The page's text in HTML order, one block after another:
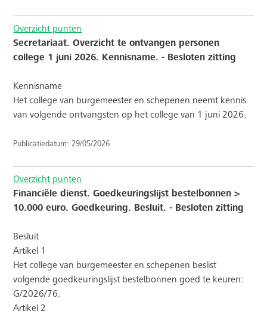
Overzicht punten
Secretariaat. Overzicht te ontvangen personen
college 1 juni 2026. Kennisname. - Besloten zitting
Kennisname
Het college van burgemeester en schepenen neemt kennis
van volgende ontvangsten op het college van 1 juni 2026.
Publicatiedatum: 29/05/2026
Overzicht punten
Financiële dienst. Goedkeuringslijst bestelbonnen >
10.000 euro. Goedkeuring. Besluit. - Besloten zitting
Besluit
Artikel 1
Het college van burgemeester en schepenen beslist
volgende goedkeuringslijst bestelbonnen goed te keuren:
G/2026/76.
Artikel 2